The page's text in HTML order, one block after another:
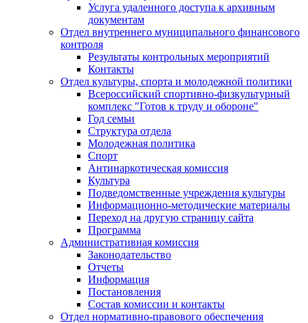
Услуга удаленного доступа к архивным
документам
Отдел внутреннего муниципального финансового
контроля
Результаты контрольных мероприятий
Контакты
Отдел культуры, спорта и молодежной политики
Всероссийский спортивно-физкультурный
комплекс "Готов к труду и обороне"
Год семьи
Структура отдела
Молодежная политика
Спорт
Антинаркотическая комиссия
Культура
Подведомственные учреждения культуры
Информационно-методические материалы
Переход на другую страницу сайта
Программа
Административная комиссия
Законодательство
Отчеты
Информация
Постановления
Состав комиссии и контакты
Отдел нормативно-правового обеспечения